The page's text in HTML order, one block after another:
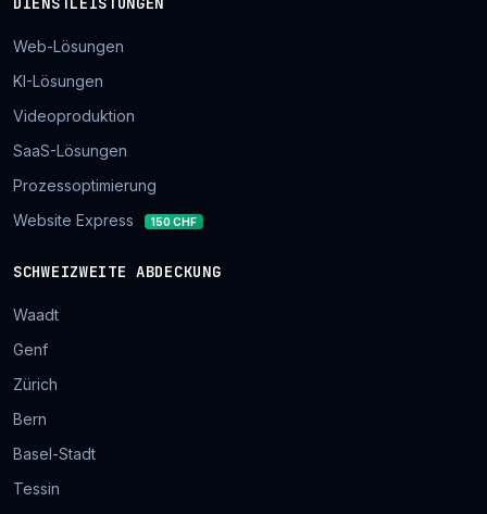
Web-Lösungen
KI-Lösungen
Videoproduktion
SaaS-Lösungen
Prozessoptimierung
Website Express
150 CHF
SCHWEIZWEITE ABDECKUNG
Waadt
Genf
Zürich
Bern
Basel-Stadt
Tessin